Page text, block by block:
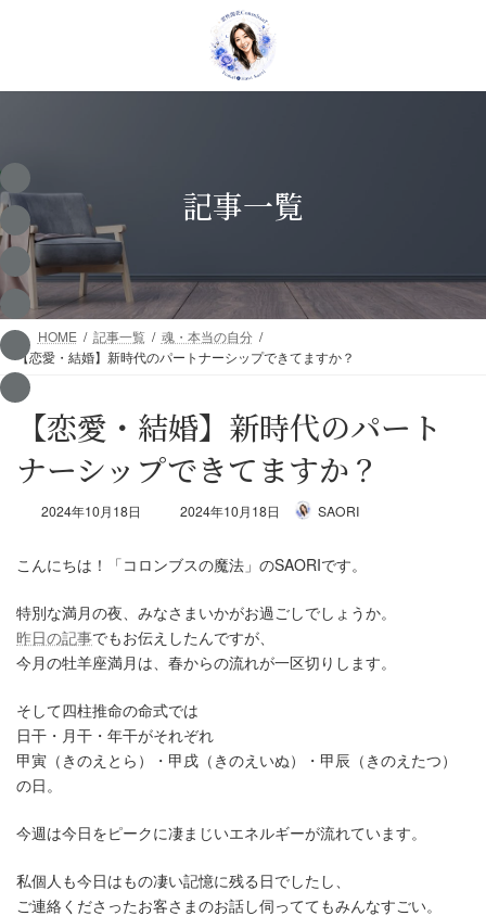
キ
ッ
プ
に
移
動
記事一覧
HOME 記事一覧
魂・本当の自分
【恋愛・結婚】新時代のパートナーシップできてますか？
【恋愛・結婚】新時代のパート
ナーシップできてますか？
2024年10月18日
最
新
時
2024年10月18日 SAORI
こんにちは！「コロンブスの魔法」のSAORIです。
特別な満月の夜、みなさまいかがお過ごしでしょうか。
昨日の記事でもお伝えしたんですが、
今月の牡羊座満月は、春からの流れが一区切りします。
そして四柱推命の命式では
日干・月干・年干がそれぞれ
甲寅（きのえとら）・甲戌（きのえいぬ）・甲辰（きのえたつ）
の日。
今週は今日をピークに凄まじいエネルギーが流れています。
私個人も今日はもの凄い記憶に残る日でしたし、
ご連絡くださったお客さまのお話し伺っててもみんなすごい。